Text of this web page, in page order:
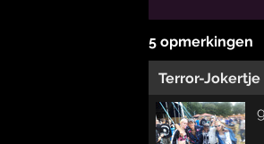
5 opmerkingen
Terror-Jokertje